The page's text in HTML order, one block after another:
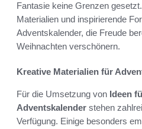
Fantasie keine Grenzen
Materialien und inspirierende
Adventskalender, die Freude
Weihnachten verschönern.
Kreative Materialien für
Für die Umsetzung von Ideen
Adventskalender stehen
Verfügung. Einige besonders